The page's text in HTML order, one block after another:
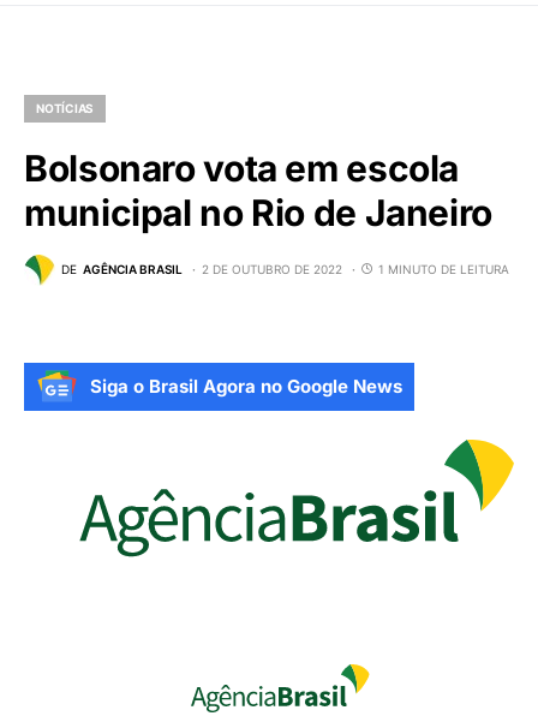
NOTÍCIAS
Bolsonaro vota em escola
municipal no Rio de Janeiro
DE AGÊNCIA BRASIL 2 DE OUTUBRO DE 2022 1 MINUTO DE LEITURA
Siga o Brasil Agora no Google News